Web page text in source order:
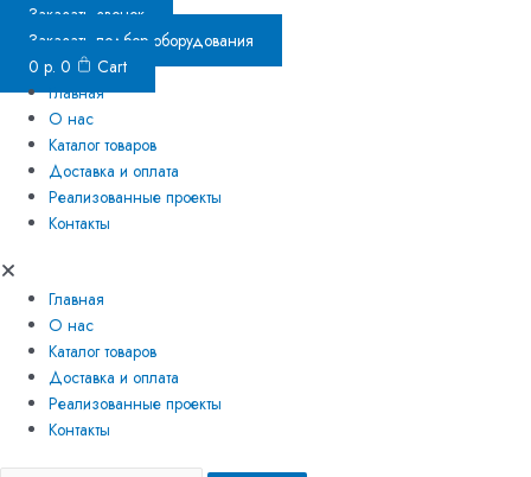
Заказать звонок
Заказать подбор оборудования
0 р. 0
Cart
Главная
О нас
Каталог товаров
Доставка и оплата
Реализованные проекты
Контакты
Главная
О нас
Каталог товаров
Доставка и оплата
Реализованные проекты
Контакты